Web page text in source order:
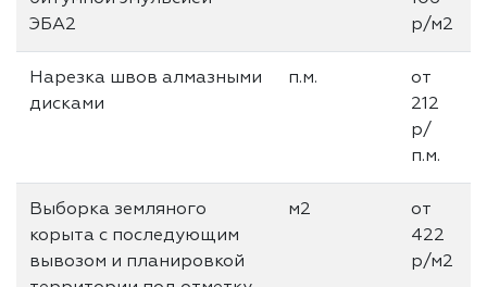
ЭБА2
р/м2
Нарезка швов алмазными
дисками
п.м.
от
212
р/
п.м.
Выборка земляного
корыта с последующим
вывозом и планировкой
м2
от
422
р/м2